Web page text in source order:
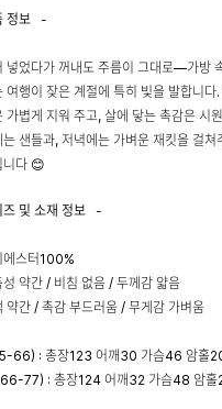
정보 -
넣었다가 꺼내도 주름이 그대로—가방
여행이 잦은 계절에 특히 빛을 발합니
가볍게 지워 주고, 살에 닿는 촉감은 시
는 샌들과, 저녁에는 가벼운 재킷을 걸
니다 😊
즈 및 소재 정보 -
에스터100%
성 약간 / 비침 없음 / 두께감 얇음
약간 / 촉감 부드러움 / 무게감 가벼움
66) : 총장123 어깨30 가슴46 암홀
77) : 총장124 어깨32 가슴48 암홀